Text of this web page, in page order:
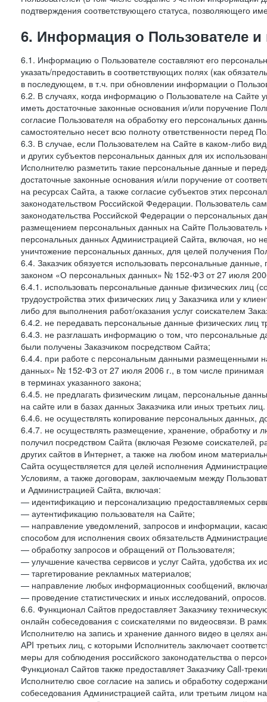
подтверждения соответствующего статуса, позволяющего
6. Информация о Пользователе
6.1. Информацию о Пользователе составляют его
указать/предоставить в соответствующих полях (как
в последующем, в т.ч. при обновлении информации о
6.2. В случаях, когда информацию о Пользователе на Сайте
иметь достаточные законные основания и/или поручение
согласие Пользователя на обработку его персональных
самостоятельно несет всю полноту ответственности перед
6.3. В случае, если Пользователем на Сайте в каком-либо
и других субъектов персональных данных для их
Исполнителю разметить такие персональные данные и
достаточные законные основания и/или поручение от
на ресурсах Сайта, а также согласие субъектов этих
законодательством Российской Федерации. Пользователь
законодательства Российской Федерации о персональных
размещением персональных данных на Сайте Пользователь
персональных данных Администрацией Сайта, включая, но
уничтожение персональных данных, для целей получения
6.4. Заказчик обязуется использовать персональные
законом «О персональных данных» № 152-ФЗ от 27 июля
6.4.1. использовать персональные данные физических лиц
трудоустройства этих физических лиц у Заказчика или у
либо для выполнения работ/оказания услуг соискателем
6.4.2. не передавать персональные данные физических лиц
6.4.3. не разглашать информацию о том, что персональные
были получены Заказчиком посредством Сайта;
6.4.4. при работе с персональным данными размещенными
данных» № 152-ФЗ от 27 июля 2006 г., в том числе принимая
в терминах указанного закона;
6.4.5. не предлагать физическим лицам, персональные
на сайте или в базах данных Заказчика или иных третьих лиц.
6.4.6. не осуществлять копирование персональных данных,
6.4.7. не осуществлять размещение, хранение, обработку и
получил посредством Сайта (включая Резюме
других сайтов в Интернет, а также на любом ином
Сайта осуществляется для целей исполнения
Условиям, а также договорам, заключаемым между
и Администрацией Сайта, включая:
— идентификацию и персонализацию предоставляемых
— аутентификацию пользователя на Сайте;
— направление уведомлений, запросов и информации,
способом для исполнения своих обязательств
— обработку запросов и обращений от Пользователя;
— улучшение качества сервисов и услуг Сайта, удобства их
— таргетирование рекламных материалов;
— направление любых информационных сообщений,
— проведение статистических и иных исследований, опросов.
6.6. Функционал Сайтов предоставляет Заказчику
онлайн собеседования с соискателями по видеосвязи. В
Исполнителю на запись и хранение данного видео в целях
АPI третьих лиц, с которыми Исполнитель заключает
меры для соблюдения российского законодательства о
Функционал Сайтов также предоставляет Заказчику Call-
Исполнителю свое согласие на запись и обработку
собеседования Администрацией сайта, или третьим лицом